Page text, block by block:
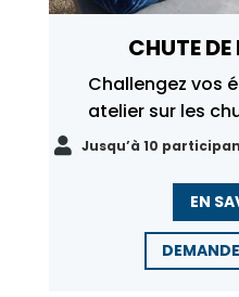
CHUTE
Challengez vos
atelier sur les
 Jusqu’à 10
EN